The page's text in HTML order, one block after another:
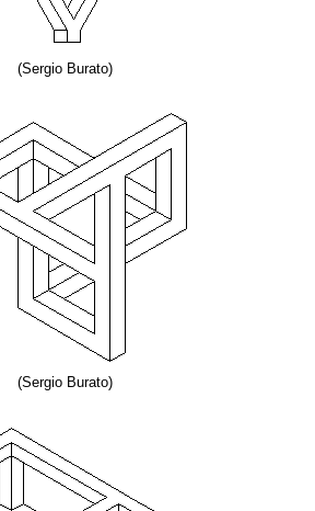
(Sergio Burato)
(Sergio Burato)